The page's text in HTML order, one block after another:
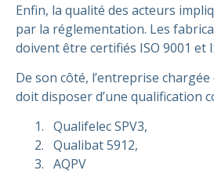
Enfin, la qualité des acteurs
par la réglementation. Les
doivent être certifiés ISO 9001 et
De son côté, l’entreprise
doit disposer d’une qualification
Qualifelec SPV3,
Qualibat 5912,
AQPV